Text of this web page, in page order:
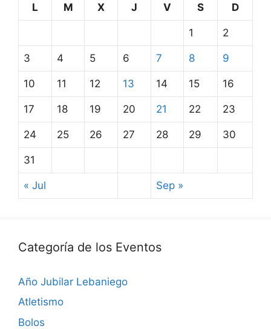
L
M X J V S D
1 2
3 4 5 6 7 8 9
10 11 12 13 14 15 16
17 18 19 20 21 22 23
24 25 26 27 28 29 30
31
« Jul Sep »
Categoría de los Eventos
Año Jubilar Lebaniego
Atletismo
Bolos